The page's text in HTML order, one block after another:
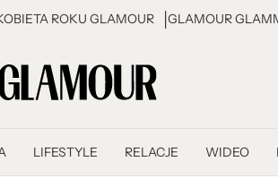
ROKU GLAMOUR GLAMOUR
LIFESTYLE RELACJE WIDEO